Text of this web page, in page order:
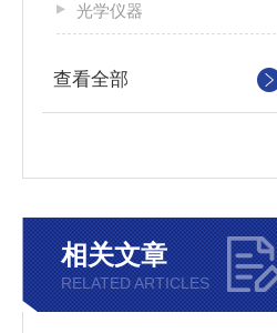
光学仪器
查看全部
相关文章
RELATED ARTICLES